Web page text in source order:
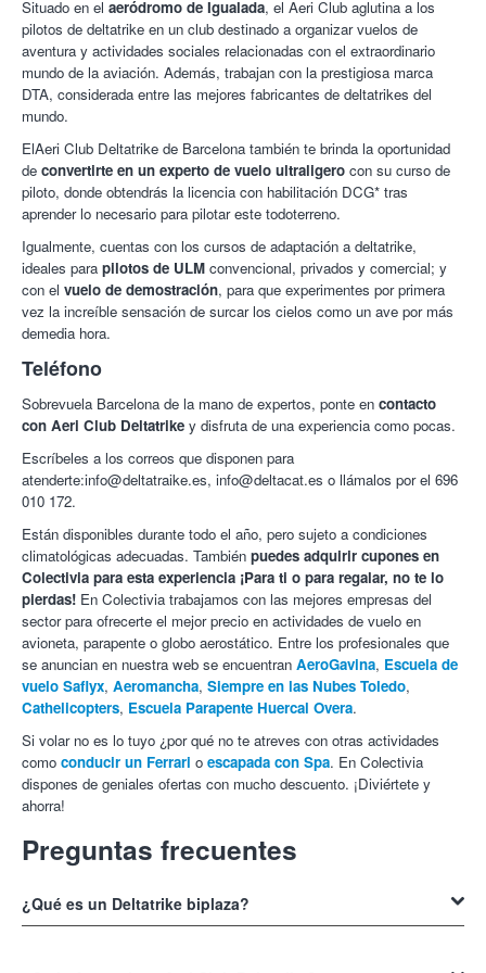
organizar vuelos de aventura y demás actividades sociales
relacionadas.
Así mismo ofrecen vuelos en Deltatrike, de manos de la
prestigiosa marca DTA, considerada uno de las mejores
fabricantes de deltatrikes del mundo. Su confianza se debe a su
capacidad todo terreno, siendo en este sentido el Voyageur la
mejor máquina que se fabrica actualmente.
¡Con Colectivia experiencias inolvidables!
Situado en el aeródromo de Igualada, el Aeri Club aglutina a los
pilotos de deltatrike en un club destinado a organizar vuelos de
aventura y actividades sociales relacionadas con el extraordinario
mundo de la aviación. Además, trabajan con la prestigiosa marca
DTA, considerada entre las mejores fabricantes de deltatrikes del
mundo.
ElAeri Club Deltatrike de Barcelona también te brinda la oportunidad
de convertirte en un experto de vuelo ultraligero con su curso de
piloto, donde obtendrás la licencia con habilitación DCG* tras
aprender lo necesario para pilotar este todoterreno.
Igualmente, cuentas con los cursos de adaptación a deltatrike,
ideales para pilotos de ULM convencional, privados y comercial; y
con el vuelo de demostración, para que experimentes por primera
vez la increíble sensación de surcar los cielos como un ave por más
demedia hora.
Teléfono
Sobrevuela Barcelona de la mano de expertos, ponte en contacto
con Aeri Club Deltatrike y disfruta de una experiencia como pocas.
Escríbeles a los correos que disponen para
atenderte:info@deltatraike.es, info@deltacat.es o llámalos por el 696
010 172.
Están disponibles durante todo el año, pero sujeto a condiciones
climatológicas adecuadas. También puedes adquirir cupones en
Colectivia para esta experiencia ¡Para ti o para regalar, no te lo
pierdas! En Colectivia trabajamos con las mejores empresas del
sector para ofrecerte el mejor precio en actividades de vuelo en
avioneta, parapente o globo aerostático. Entre los profesionales que
se anuncian en nuestra web se encuentran AeroGavina, Escuela de
vuelo Saflyx, Aeromancha, Siempre en las Nubes Toledo,
Cathelicopters, Escuela Parapente Huercal Overa.
Si volar no es lo tuyo ¿por qué no te atreves con otras actividades
como conducir un Ferrari o escapada con Spa. En Colectivia
dispones de geniales ofertas con mucho descuento. ¡Diviértete y
ahorra!
Preguntas frecuentes
¿Qué es un Deltatrike biplaza?